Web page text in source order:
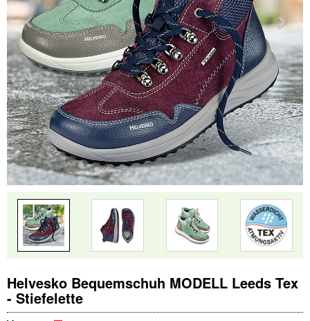
Helvesko Bequemschuh MODELL Leeds Tex
- Stiefelette